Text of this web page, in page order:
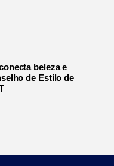
beleza e
de Estilo de